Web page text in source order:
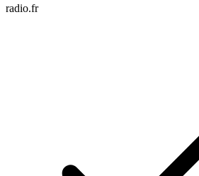
radio.fr